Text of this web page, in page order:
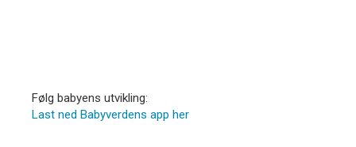
Følg babyens utvikling:
Last ned Babyverdens app her